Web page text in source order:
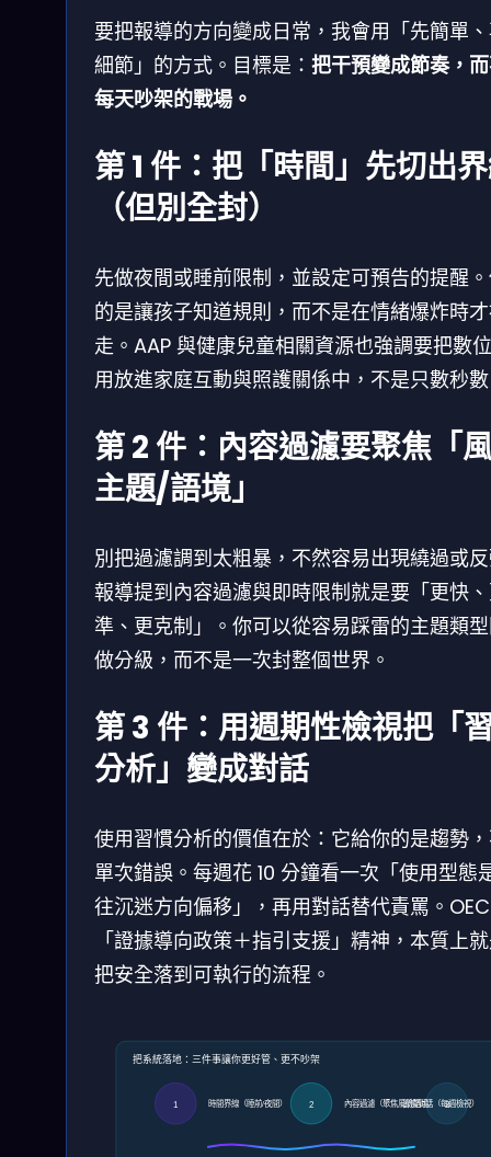
要把報導的方向變成日常，我會用「先簡單
細節」的方式。目標是： 把干預變成節奏，
每天吵架的戰場。
第 1 件：把「時間」先切出
（但別全封）
先做夜間或睡前限制，並設定可預告的提醒
的是讓孩子知道規則，而不是在情緒爆炸時
走。AAP 與健康兒童相關資源也強調要把數
用放進家庭互動與照護關係中，不是只數秒
第 2 件：內容過濾要聚焦「
主題/語境」
別把過濾調到太粗暴，不然容易出現繞過或
報導提到內容過濾與即時限制就是要「更快
準、更克制」。你可以從容易踩雷的主題類
做分級，而不是一次封整個世界。
第 3 件：用週期性檢視把「
分析」變成對話
使用習慣分析的價值在於：它給你的是趨勢
單次錯誤。每週花 10 分鐘看一次「使用型態
往沉迷方向偏移」，再用對話替代責罵。
「證據導向政策＋指引支援」精神，本質上
把安全落到可執行的流程。
把系統落地：三件事讓你更好管、更不吵架
1 時間界線（睡前/夜間） 2 內容過濾（聚焦風險語境） 3
習慣對話（每週檢視）